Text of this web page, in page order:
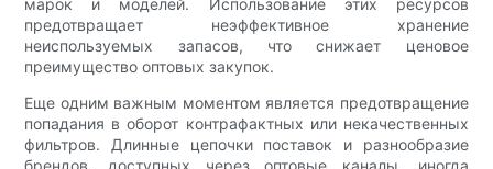
марок и моделей. Использование этих ресурсов
предотвращает неэффективное хранение
неиспользуемых запасов, что снижает ценовое
преимущество оптовых закупок.
Еще одним важным моментом является предотвращение
попадания в оборот контрафактных или некачественных
фильтров. Длинные цепочки поставок и разнообразие